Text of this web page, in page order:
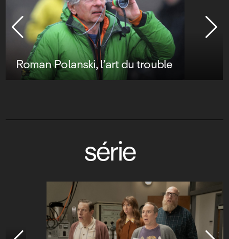
Roman Polanski, l’art du trouble
série